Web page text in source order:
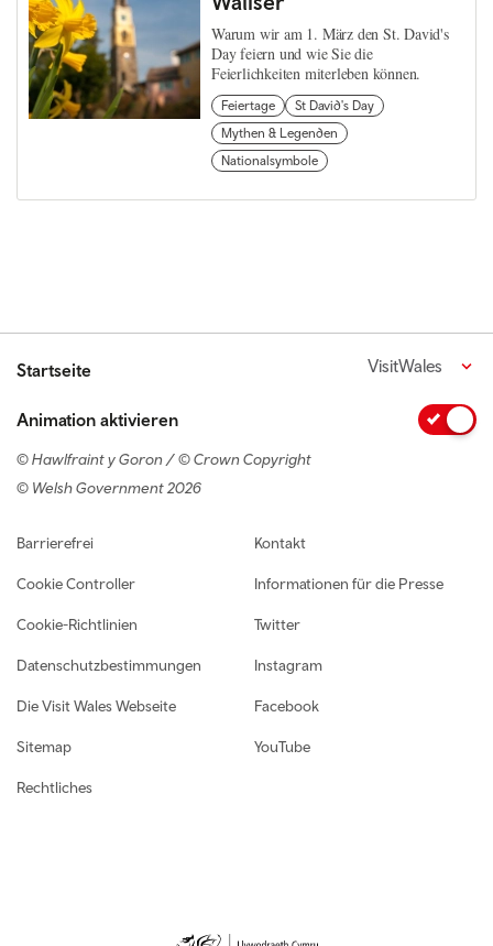
Warum wir am 1. März den St. David's
Day feiern und wie Sie die
Feierlichkeiten miterleben können.
Feiertage
St David's Day
Mythen & Legenden
Nationalsymbole
Startseite VisitWales
Animation aktivieren
© Hawlfraint y Goron / © Crown Copyright
© Welsh Government 2026
Footer navigation
Barrierefrei
Cookie Controller
Cookie-Richtlinien
Datenschutzbestimmungen
Die Visit Wales Webseite
Sitemap
Rechtliches
Kontakt
Informationen für die Presse
Twitter
Instagram
Facebook
YouTube